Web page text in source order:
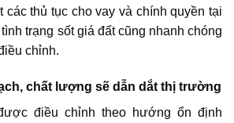
các thủ tục cho vay và chính quyền tại
trạng sốt giá đất cũng nhanh chóng
chỉnh.
chất lượng sẽ dẫn dắt thị trường
điều chỉnh theo hướng ổn định